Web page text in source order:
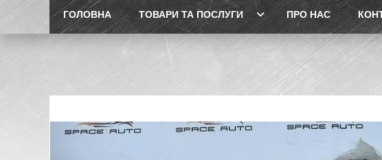
ГОЛОВНА ТОВАРИ ТА ПОСЛУГИ ПРО НАС